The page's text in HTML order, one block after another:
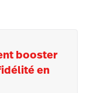
booster
en